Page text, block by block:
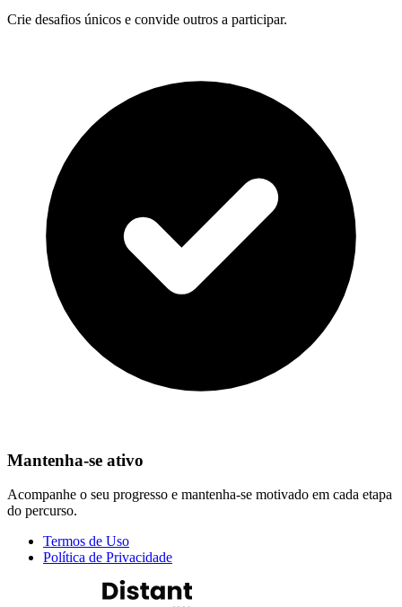
Crie desafios únicos e convide outros a participar.
Mantenha-se ativo
Acompanhe o seu progresso e mantenha-se motivado em cada etapa
do percurso.
Termos de Uso
Política de Privacidade